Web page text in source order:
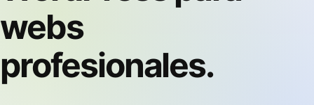
webs
profesionales.